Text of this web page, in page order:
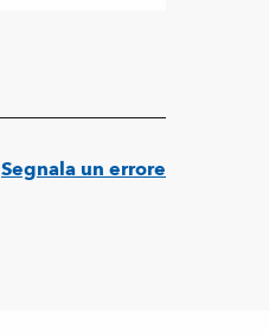
Segnala un errore